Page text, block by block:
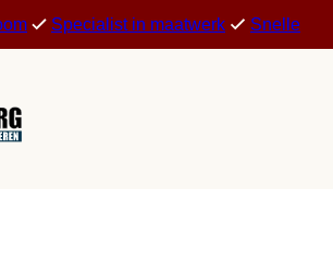
Specialist in maatwerk Snelle